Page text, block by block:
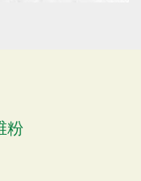
粉